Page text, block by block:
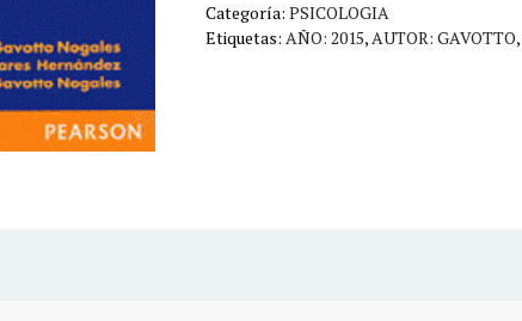
cantidad
Categoría: PSICOLOGIA
Etiquetas: AÑO: 2015,AUTOR: GAVOTTO,